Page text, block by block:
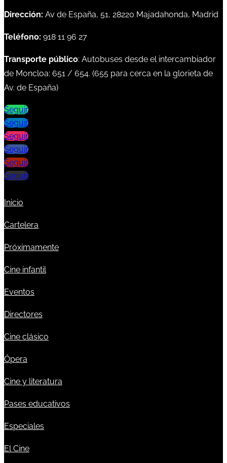
Dirección: Av de España, 51, 28220 Majadahonda, Madrid
Teléfono: 918 11 96 27
Transporte público: Autobuses desde el intercambiador
de Moncloa: 651 / 654. (655 para cerca en la glorieta de
Av. de España)
Seguir
Seguir
Seguir
Seguir
Seguir
Seguir
Inicio
Cartelera
Próximamente
Cine infantil
Eventos
Directores
Cine clásico
Ópera
Cine y literatura
Pases educativos
Especiales
El Cine